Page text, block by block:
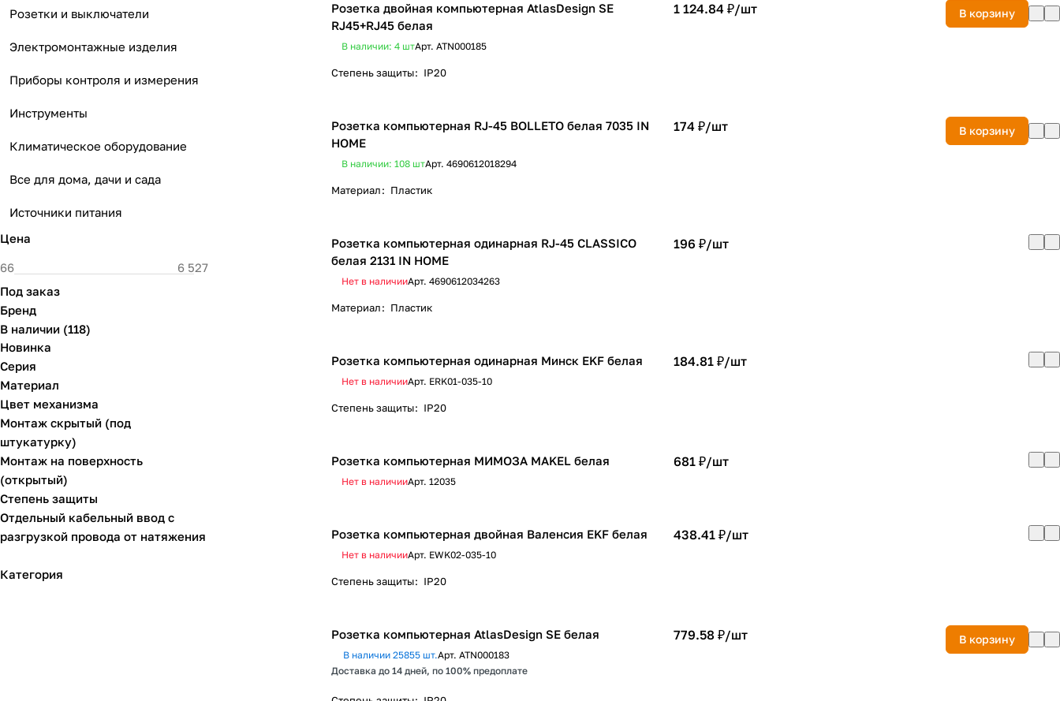
Розетка двойная компьютерная AtlasDesign SE
RJ45+RJ45 белая
В наличии: 4 штАрт. ATN000185
1 124.84 ₽/шт В корзину
Степень защиты: IP20
Розетка компьютерная RJ-45 BOLLETO белая 7035 IN
HOME
В наличии: 108 штАрт. 4690612018294
174 ₽/шт В корзину
Материал: Пластик
Розетка компьютерная одинарная RJ-45 CLASSICO
белая 2131 IN HOME
Нет в наличииАрт. 4690612034263
196 ₽/шт
Материал: Пластик
Розетка компьютерная одинарная Минск EKF белая
Нет в наличииАрт. ERK01-035-10
184.81 ₽/шт
Степень защиты: IP20
Розетка компьютерная МИМОЗА MAKEL белая
Нет в наличииАрт. 12035
681 ₽/шт
Розетка компьютерная двойная Валенсия EKF белая
Нет в наличииАрт. EWK02-035-10
438.41 ₽/шт
Степень защиты: IP20
Розетка компьютерная AtlasDesign SE белая
В наличии 25855 шт.Арт. ATN000183
Доставка до 14 дней, по 100% предоплате
779.58 ₽/шт В корзину
Розетки и выключатели
Электромонтажные изделия
Приборы контроля и измерения
Инструменты
Климатическое оборудование
Все для дома, дачи и сада
Источники питания
Цена
Под заказ
Бренд
В наличии (118)
Новинка
Серия
Материал
Цвет механизма
Монтаж скрытый (под
штукатурку)
Монтаж на поверхность
(открытый)
Степень защиты
Отдельный кабельный ввод с
разгрузкой провода от натяжения
Категория